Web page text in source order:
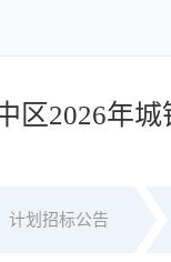
区2026年
计划招标公告